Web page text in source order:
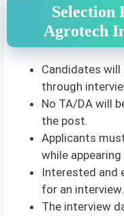
Selection
Agrotech
Candidates
through
No TA/DA will
the post.
Applicants
while
Interested and
for an interview.
The interview